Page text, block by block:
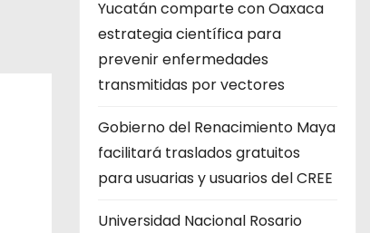
Yucatán comparte con Oaxaca
estrategia científica para
prevenir enfermedades
transmitidas por vectores
Gobierno del Renacimiento Maya
facilitará traslados gratuitos
para usuarias y usuarios del CREE
Universidad Nacional Rosario